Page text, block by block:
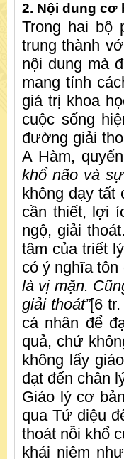
2. Nội dung cơ
Trong hai bộ
trung thành
nội dung mà
mang tính
giá trị khoa
cuộc sống
đường giải
A Hàm,
khổ não và
không dạy
cần thiết, lợi
ngộ, giải
tâm của triết
có ý nghĩa
là vị mặn.
giải thoát”[6
cá nhân để
quả, chứ
không lấy
đạt đến chân
Giáo lý cơ
qua Tứ diệu
thoát nỗi khổ
khái niệm